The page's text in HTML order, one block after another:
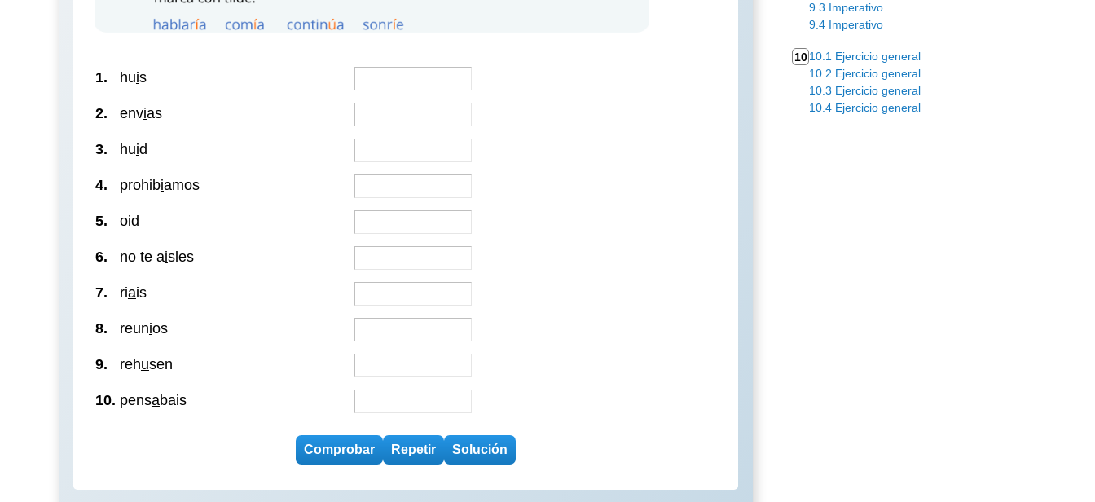
1. huis
2. envias
3. huid
4. prohibiamos
5. oid
6. no te aisles
7. riais
8. reunios
9. rehusen
10. pensabais
9.3 Imperativo
9.4 Imperativo
10 10.1 Ejercicio general
10.2 Ejercicio general
10.3 Ejercicio general
10.4 Ejercicio general